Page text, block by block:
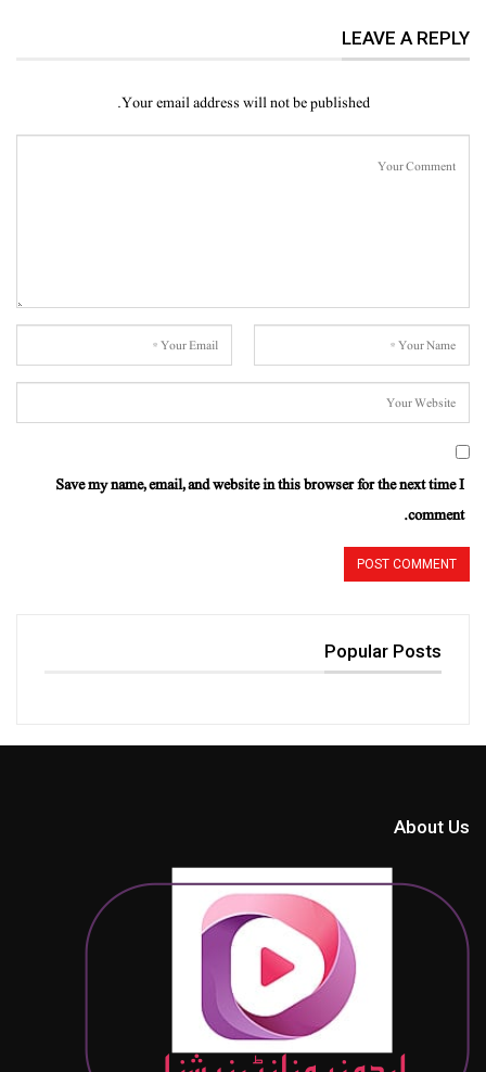
LEAVE A REPLY
Your email address will not be published.
Save my name, email, and website in this browser for the next time I
comment.
Popular Posts
About Us